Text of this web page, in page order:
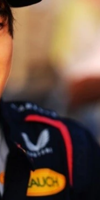
たら最高ですね」と語る
最悪のシーズン」と振
戦以上も勝利から遠